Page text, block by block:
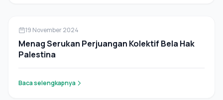
Pers Rilis
19 November 2024
Menag Serukan Perjuangan Kolektif Bela Hak
Palestina
Baca selengkapnya